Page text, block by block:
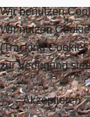
Wir benutzen
Wir nutzen
(Tracking
zur Verfügung
Akzeptieren